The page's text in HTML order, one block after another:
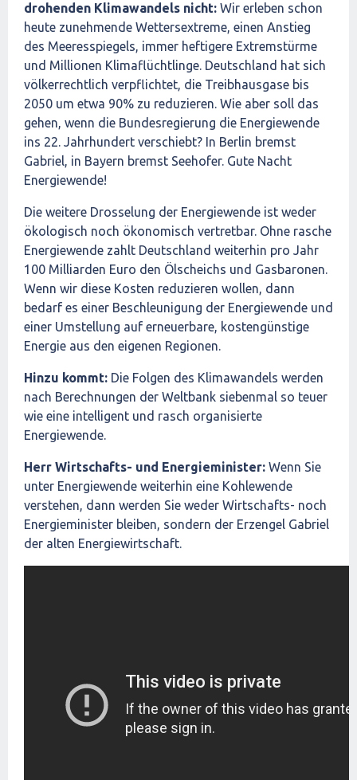
drohenden Klimawandels nicht: Wir erleben schon
heute zunehmende Wettersextreme, einen Anstieg
des Meeresspiegels, immer heftigere Extremstürme
und Millionen Klimaflüchtlinge. Deutschland hat sich
völkerrechtlich verpflichtet, die Treibhausgase bis
2050 um etwa 90% zu reduzieren. Wie aber soll das
gehen, wenn die Bundesregierung die Energiewende
ins 22. Jahrhundert verschiebt? In Berlin bremst
Gabriel, in Bayern bremst Seehofer. Gute Nacht
Energiewende!
Die weitere Drosselung der Energiewende ist weder
ökologisch noch ökonomisch vertretbar. Ohne rasche
Energiewende zahlt Deutschland weiterhin pro Jahr
100 Milliarden Euro den Ölscheichs und Gasbaronen.
Wenn wir diese Kosten reduzieren wollen, dann
bedarf es einer Beschleunigung der Energiewende und
einer Umstellung auf erneuerbare, kostengünstige
Energie aus den eigenen Regionen.
Hinzu kommt: Die Folgen des Klimawandels werden
nach Berechnungen der Weltbank siebenmal so teuer
wie eine intelligent und rasch organisierte
Energiewende.
Herr Wirtschafts- und Energieminister: Wenn Sie
unter Energiewende weiterhin eine Kohlewende
verstehen, dann werden Sie weder Wirtschafts- noch
Energieminister bleiben, sondern der Erzengel Gabriel
der alten Energiewirtschaft.